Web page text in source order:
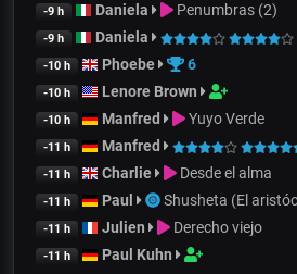
-9 h Daniela Penumbras (2)
-9 h Daniela
-10 h Phoebe 6
-10 h Lenore Brown
-10 h Manfred Yuyo Verde
-11 h Manfred
-11 h Charlie Desde el alma
-11 h Paul Shusheta (El
-11 h Julien Derecho viejo
-11 h Paul Kuhn